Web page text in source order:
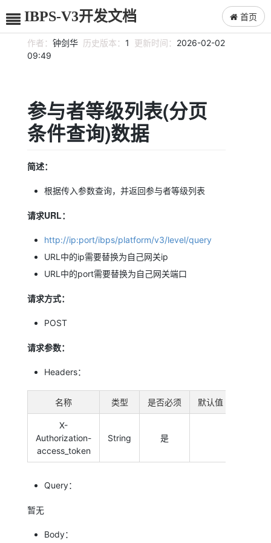
IBPS-V3开发文档 首页
作者： 钟剑华 历史版本： 1 更新时间： 2026-02-02
09:49
参与者等级列表(分页
条件查询)数据
简述：
根据传入参数查询，并返回参与者等级列表
请求URL：
http://ip:port/ibps/platform/v3/level/query
URL中的ip需要替换为自己网关ip
URL中的port需要替换为自己网关端口
请求方式：
POST
请求参数：
Headers：
名称 类型 是否必须 默认值
X-
Authorization-
access_token
String 是
Query：
暂无
Body：